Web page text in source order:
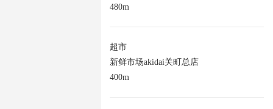
480m
超市
新鲜市场akidai关町总店
400m